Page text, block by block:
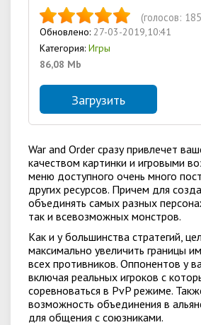
(голосов: 185
Обновлено: 27-03-2019,10:41
Категория: Игры
86,08 Mb
Загрузить
War and Order сразу привлечет
качеством картинки и игровыми
меню доступного очень много
других ресурсов. Причем для
объединять самых разных
так и всевозможных монстров.
Как и у большинства стратегий,
максимально увеличить границы
всех противников. Оппонентов у
включая реальных игроков с
соревноваться в PvP режиме.
возможность объединения в
для общения с союзниками.